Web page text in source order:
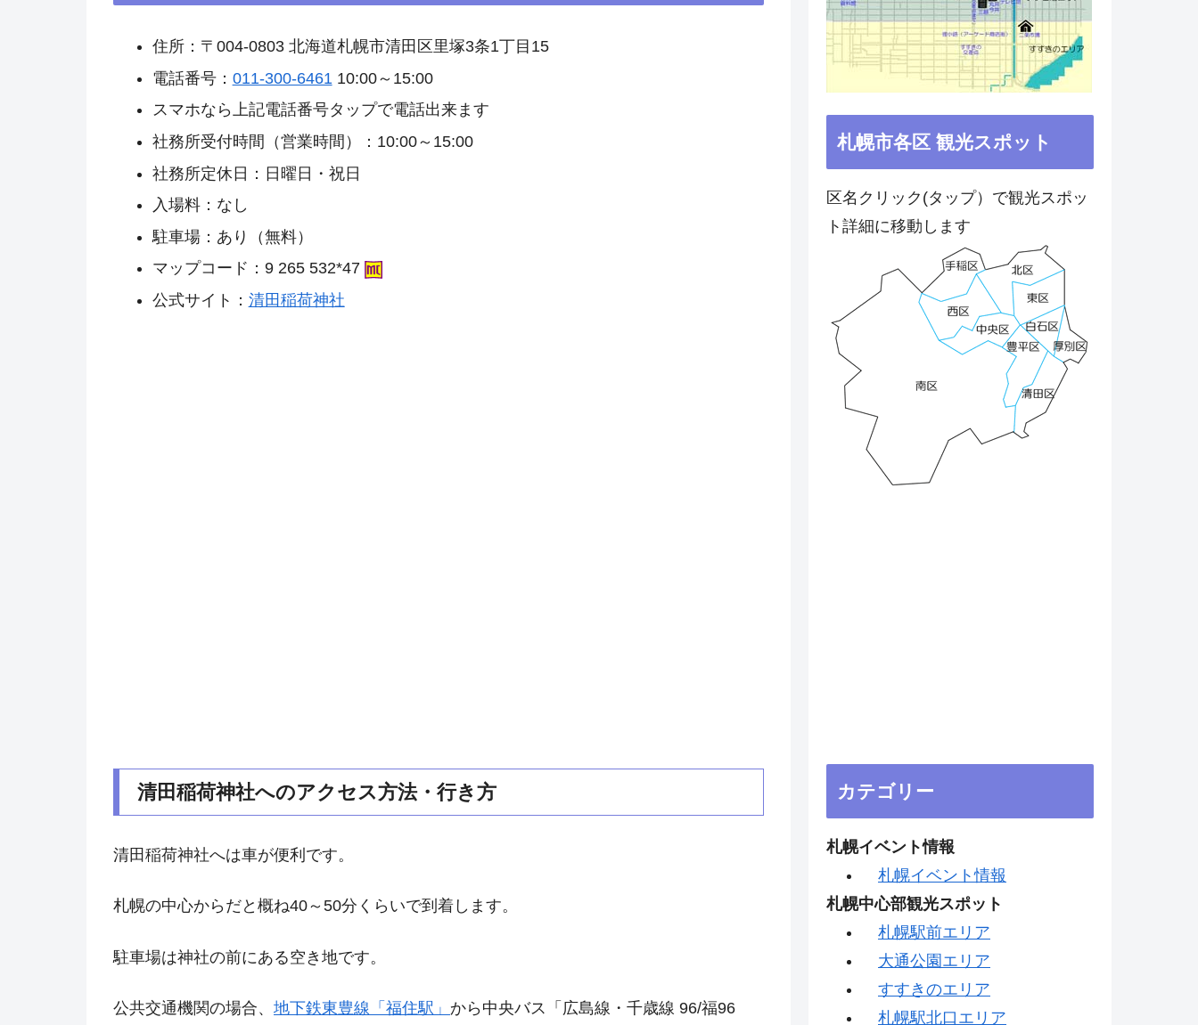
住所：〒004-0803 北海道札幌市清田区里塚3条1丁目15
電話番号： 011-300-6461 10:00～15:00
スマホなら上記電話番号タップで電話出来ます
社務所受付時間（営業時間）：10:00～15:00
社務所定休日：日曜日・祝日
入場料：なし
駐車場：あり（無料）
マップコード：9 265 532*47
公式サイト： 清田稲荷神社
清田稲荷神社へのアクセス方法・行き方
清田稲荷神社へは車が便利です。
札幌の中心からだと概ね40～50分くらいで到着します。
駐車場は神社の前にある空き地です。
公共交通機関の場合、 地下鉄東豊線「福住駅」 から中央バス「広島線・千歳線 96/福96
札幌市各区 観光スポット
区名クリック(タップ）で観光スポッ
ト詳細に移動します
カテゴリー
札幌イベント情報
札幌イベント情報
札幌中心部観光スポット
札幌駅前エリア
大通公園エリア
すすきのエリア
札幌駅北口エリア